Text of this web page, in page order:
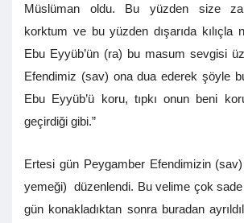
Müslüman oldu. Bu yüzden size
korktum ve bu yüzden dışarıda kılıçla
Ebu Eyyüb’ün (ra) bu masum sevgisi
Efendimiz (sav) ona dua ederek şöyle
Ebu Eyyüb’ü koru, tıpkı onun beni
geçirdiği gibi.”
Ertesi gün Peygamber Efendimizin
yemeği) düzenlendi. Bu velime çok sade
gün konakladıktan sonra buradan